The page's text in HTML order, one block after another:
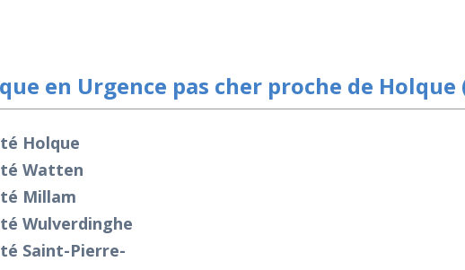
en Urgence pas cher proche de Holque
Holque
Watten
Millam
Wulverdinghe
Saint-Pierre-